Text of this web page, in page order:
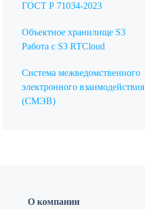
ГОСТ Р 71034-2023
Объектное хранилище S3
Работа с S3 RTCloud
Система межведомственного
электронного взаимодействия
(СМЭВ)
О компании